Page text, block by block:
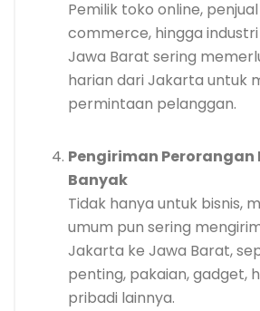
Pemilik toko online,
commerce, hingga
Jawa Barat sering
harian dari Jakarta untuk
permintaan pelanggan.
Pengiriman Perorangan
Banyak
Tidak hanya untuk bisnis,
umum pun sering
Jakarta ke Jawa Barat,
penting, pakaian, gadget,
pribadi lainnya.